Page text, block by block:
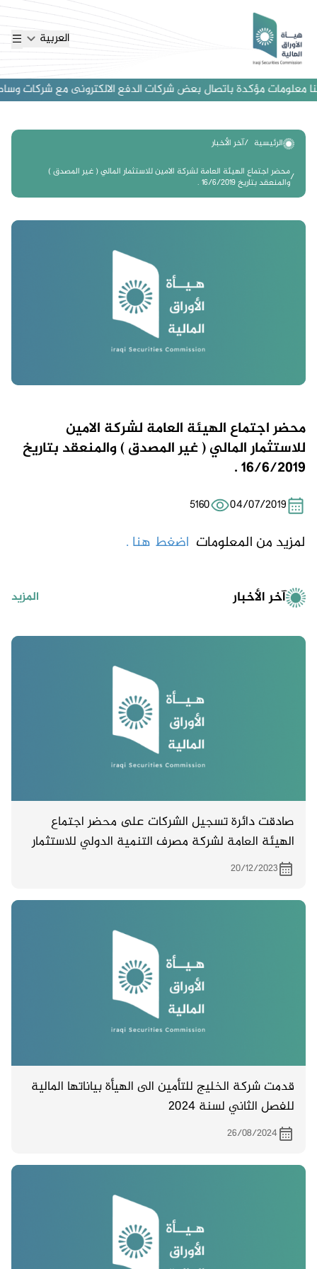
العربية
معلومات مؤكدة باتصال بعض شركات الدفع الالكترونى مع شركات وساطة
الرئيسية
آخر الأخبار
محضر اجتماع الهيئة العامة لشركة الامين للاستثمار المالي ( غير المصدق )
والمنعقد بتاريخ 16/6/2019 .
محضر اجتماع الهيئة العامة لشركة الامين
للاستثمار المالي ( غير المصدق ) والمنعقد بتاريخ
16/6/2019 .
04/07/2019
5160
لمزيد من المعلومات اضغط هنا .
آخر الأخبار المزيد
صادقت دائرة تسجيل الشركات على محضر اجتماع
الهيئة العامة لشركة مصرف التنمية الدولي للاستثمار
والتمويل والمنعقد بتاريخ 26/10/2023
20/12/2023
قدمت شركة الخليج للتأمين الى الهيأة بياناتها المالية
للفصل الثاني لسنة 2024
26/08/2024